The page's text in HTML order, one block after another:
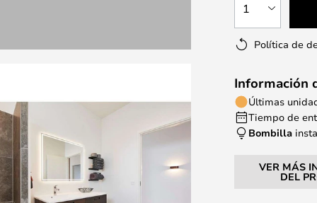
1
Política de
Información
Últimas
Tiempo de
Bombilla
VER MÁS
DEL